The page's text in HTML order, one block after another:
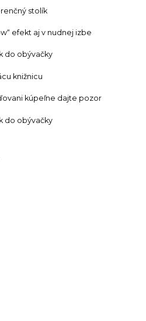
stolík
efekt aj v nudnej izbe
do obývačky
knižnicu
kúpeľne dajte pozor
do obývačky